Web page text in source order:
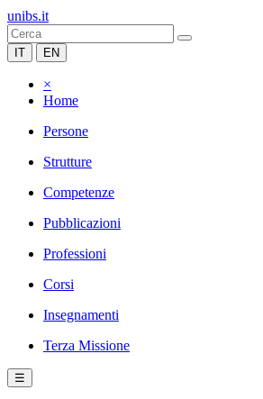
unibs.it
IT EN
×
Home
Persone
Strutture
Competenze
Pubblicazioni
Professioni
Corsi
Insegnamenti
Terza Missione
☰